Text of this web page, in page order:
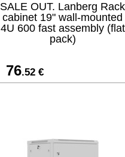
SALE OUT. Lanberg Rack
cabinet 19" wall-mounted
4U 600 fast assembly (flat
pack)
76.52 €